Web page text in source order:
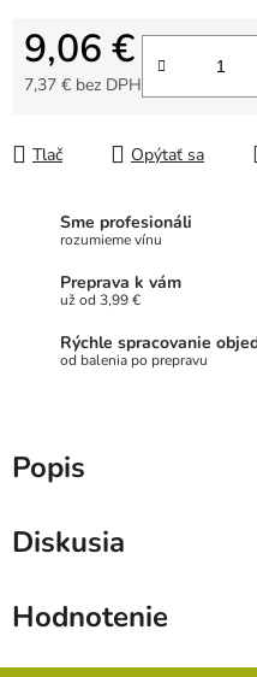
9,06 €
7,37 € bez DPH
Tlač Opýtať sa
Sme profesionáli
rozumieme vínu
Preprava k vám
už od 3,99 €
Rýchle spracovanie
od balenia po prepravu
Popis
Diskusia
Hodnotenie